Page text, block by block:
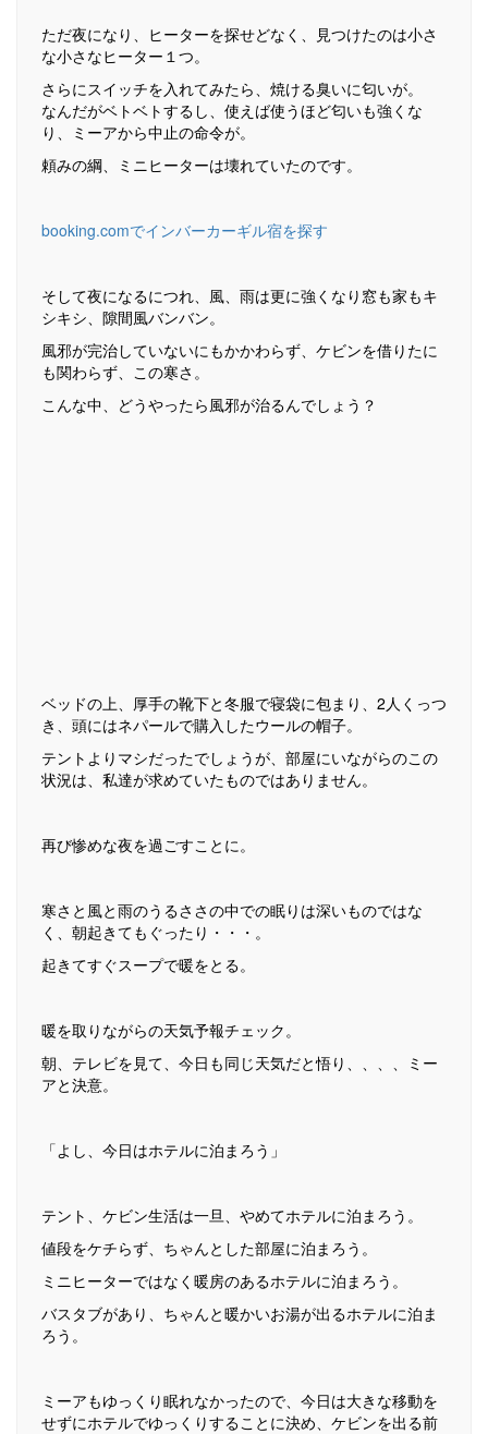
ただ夜になり、ヒーターを探せどなく、見つけたのは小さ
な小さなヒーター１つ。
さらにスイッチを入れてみたら、焼ける臭いに匂いが。
なんだがベトベトするし、使えば使うほど匂いも強くな
り、ミーアから中止の命令が。
頼みの綱、ミニヒーターは壊れていたのです。
booking.comでインバーカーギル宿を探す
そして夜になるにつれ、風、雨は更に強くなり窓も家もキ
シキシ、隙間風バンバン。
風邪が完治していないにもかかわらず、ケビンを借りたに
も関わらず、この寒さ。
こんな中、どうやったら風邪が治るんでしょう？
ベッドの上、厚手の靴下と冬服で寝袋に包まり、2人くっつ
き、頭にはネパールで購入したウールの帽子。
テントよりマシだったでしょうが、部屋にいながらのこの
状況は、私達が求めていたものではありません。
再び惨めな夜を過ごすことに。
寒さと風と雨のうるささの中での眠りは深いものではな
く、朝起きてもぐったり・・・。
起きてすぐスープで暖をとる。
暖を取りながらの天気予報チェック。
朝、テレビを見て、今日も同じ天気だと悟り、、、、ミー
アと決意。
「よし、今日はホテルに泊まろう」
テント、ケビン生活は一旦、やめてホテルに泊まろう。
値段をケチらず、ちゃんとした部屋に泊まろう。
ミニヒーターではなく暖房のあるホテルに泊まろう。
バスタブがあり、ちゃんと暖かいお湯が出るホテルに泊ま
ろう。
ミーアもゆっくり眠れなかったので、今日は大きな移動を
せずにホテルでゆっくりすることに決め、ケビンを出る前